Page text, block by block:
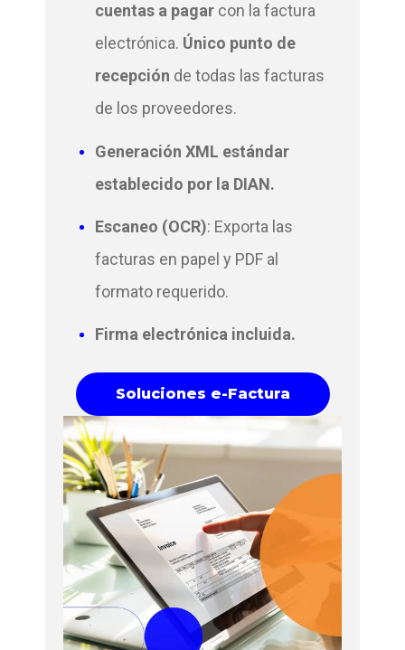
cuentas a pagar con la factura
electrónica. Único punto de
recepción de todas las facturas
de los proveedores.
Generación XML estándar
establecido por la DIAN.
Escaneo (OCR): Exporta las
facturas en papel y PDF al
formato requerido.
Firma electrónica incluida.
Soluciones e-Factura